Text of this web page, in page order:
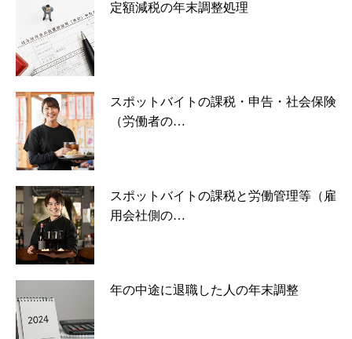
定額減税の年末調整処理
スポットバイトの課税・申告・社会保険
（労働者の…
スポットバイトの課税と労働管理等（雇
用会社側の…
年の中途に退職した人の年末調整